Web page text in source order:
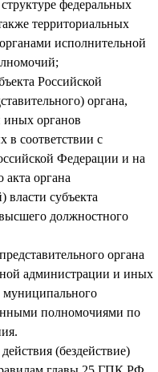
федеральных
территориальных
исполнительной
Российской
органа,
иных органов
в соответствии с
Федерации и на
органа
власти субъекта
должностного
органа
администрации и иных
муниципального
полномочиями по
(бездействие)